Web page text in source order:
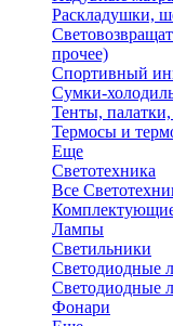
Раскладушки,
прочее)
Спортивный
Сумки-
Тенты,
Термосы и
Еще
Светотехника
Все
Лампы
Светильники
Светодиодные
Светодиодные
Фонари